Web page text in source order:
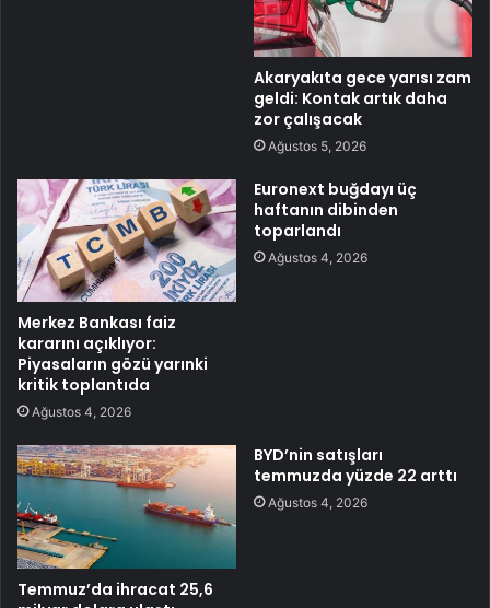
Akaryakıta gece yarısı zam
geldi: Kontak artık daha
zor çalışacak
Ağustos 5, 2026
Merkez Bankası faiz
kararını açıklıyor:
Piyasaların gözü yarınki
kritik toplantıda
Ağustos 4, 2026
Euronext buğdayı üç
haftanın dibinden
toparlandı
Ağustos 4, 2026
Temmuz’da ihracat 25,6
BYD’nin satışları
temmuzda yüzde 22 arttı
Ağustos 4, 2026